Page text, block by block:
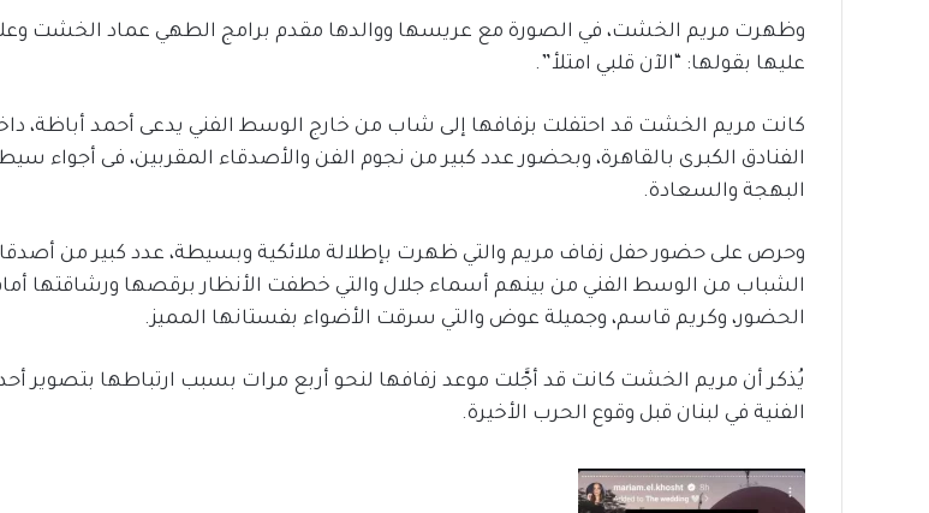
وظهرت مريم الخشت، في الصورة مع عريسها ووالدها مقدم برامج الطهي عماد الخشت
عليها بقولها: “الآن قلبي امتلأ”.
كانت مريم الخشت قد احتفلت بزفافها إلى شاب من خارج الوسط الفني يدعى أحمد أباظة،
الفنادق الكبرى بالقاهرة، وبحضور عدد كبير من نجوم الفن والأصدقاء المقربين، فى أجواء
البهجة والسعادة.
وحرص على حضور حفل زفاف مريم والتي ظهرت بإطلالة ملائكية وبسيطة، عدد كبير من
الشباب من الوسط الفني من بينهم أسماء جلال والتي خطفت الأنظار برقصها ورشاقتها
الحضور، وكريم قاسم، وجميلة عوض والتي سرقت الأضواء بفستانها المميز.
يُذكر أن مريم الخشت كانت قد أجَّلت موعد زفافها لنحو أربع مرات بسبب ارتباطها بتصوير
الفنية في لبنان قبل وقوع الحرب الأخيرة.